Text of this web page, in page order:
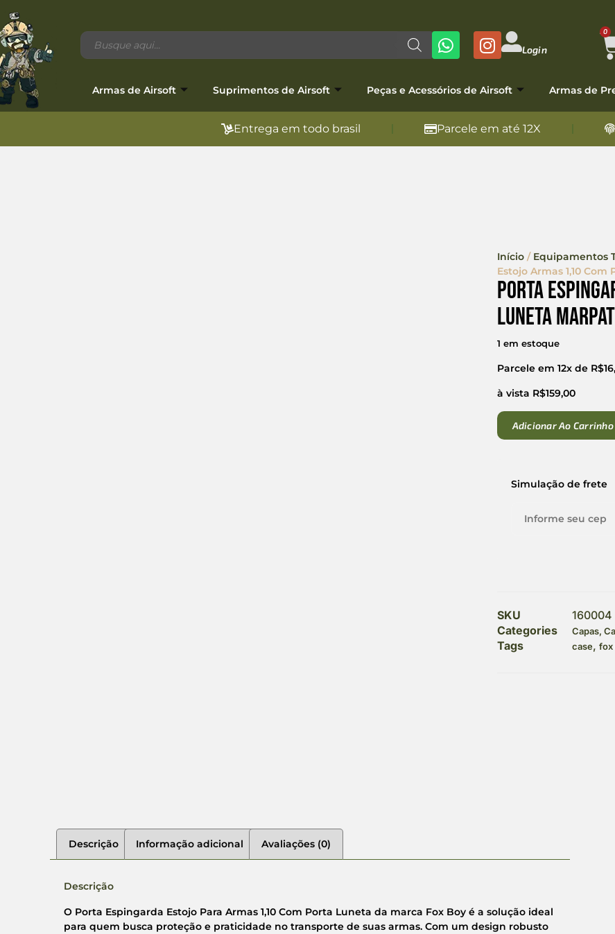
Login
0
Armas de Airsoft Suprimentos de Airsoft Peças e Acessórios de Airsoft Armas de
Entrega em todo brasil Parcele em até 12X
Início/ Equipamentos
Estojo Armas 1,10
Porta
Luneta Marpat
1 em estoque
Parcele em 12x de R$
à vista R$159,00
Adicionar Ao Carrinho
Simulação de frete
SKU
160004
Categories
Capas,
Tags case, fox
Descrição Informação adicional Avaliações (0)
Descrição
O Porta Espingarda Estojo Para Armas 1,10 Com Porta Luneta da marca Fox Boy é a solução ideal
para quem busca proteção e praticidade no transporte de suas armas. Com um design robusto